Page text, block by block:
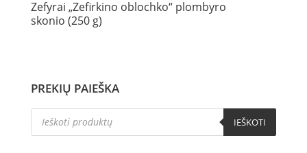
Zefyrai „Zefirkino oblochko“ plombyro
skonio (250 g)
PREKIŲ PAIEŠKA
Products
IEŠKOTI